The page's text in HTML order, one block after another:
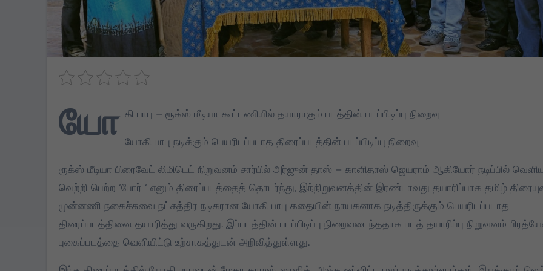
யோ கி பாபு – ரூக்ஸ் மீடியா கூட்டணியில் தயாராகும் படத்தின் படப்பிடிப்பு நிறைவு
யோகி பாபு நடிக்கும் பெயரிடப்படாத திரைப்படத்தின் படப்பிடிப்பு நிறைவு
ரூக்ஸ் மீடியா பிரைவேட் லிமிடெட் நிறுவனம் சார்பில் அர்ஜுன் தாஸ் – காளிதாஸ் ஜெயராம் ஆகியோர் நடிப்பில்
வெற்றி பெற்ற ‘போர் ‘ எனும் திரைப்படத்தைத் தொடர்ந்து, இந்நிறுவனத்தின் இரண்டாவது தயாரிப்பாக தமிழ்
முன்னணி நகைச்சுவை நட்சத்திர நடிகரான யோகி பாபு கதையின் நாயகனாக நடித்திருக்கும் பெயரிடப்படாத
திரைப்படத்தினை தயாரித்து வருகிறது. இப்படத்தின் படப்பிடிப்பு நிறைவடைந்ததாக படத் தயாரிப்பு நிறுவனம்
புகைப்படத்தை வெளியிட்டு உற்சாகத்துடன் அறிவித்துள்ளது.
TVK DMK TVK